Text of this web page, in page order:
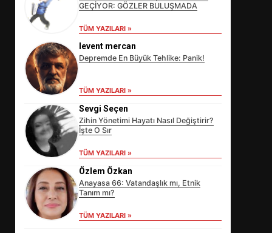
GEÇİYOR: GÖZLER BULUŞMADA
TÜM YAZILARI »
levent mercan
Depremde En Büyük Tehlike: Panik!
TÜM YAZILARI »
Sevgi Seçen
Zihin Yönetimi Hayatı Nasıl Değiştirir?
İşte O Sır
TÜM YAZILARI »
Özlem Özkan
Anayasa 66: Vatandaşlık mı, Etnik
Tanım mı?
TÜM YAZILARI »
3
EİB’DE KRİTİK ATAMA:
SÜRDÜRÜLEBİLİRLİKTE NE
DEĞİŞECEK?